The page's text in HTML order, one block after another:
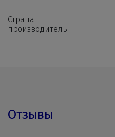
Страна
производитель
Отзывы